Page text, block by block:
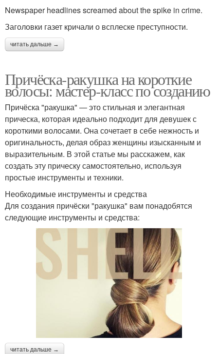
Newspaper headlines screamed about the spike in crime.
Заголовки газет кричали о всплеске преступности.
читать дальше →
Причёска-ракушка на короткие
волосы: мастер-класс по созданию
Причёска "ракушка" — это стильная и элегантная
прическа, которая идеально подходит для девушек с
короткими волосами. Она сочетает в себе нежность и
оригинальность, делая образ женщины изысканным и
выразительным. В этой статье мы расскажем, как
создать эту прическу самостоятельно, используя
простые инструменты и техники.
Необходимые инструменты и средства
Для создания причёски "ракушка" вам понадобятся
следующие инструменты и средства:
читать дальше →